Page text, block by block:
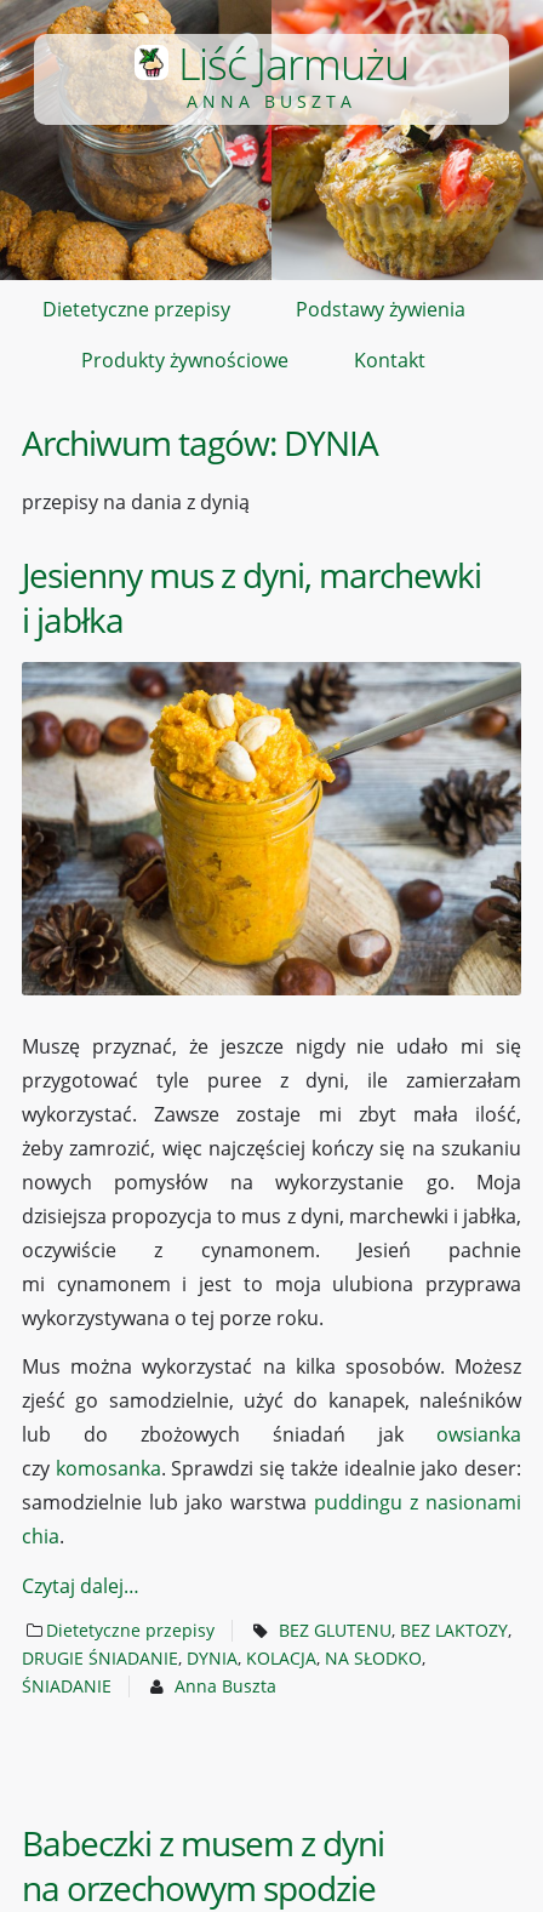
Liść Jarmużu
ANNA BUSZTA
Dietetyczne przepisy
Podstawy żywienia
Produkty żywnościowe
Kontakt
Archiwum tagów: DYNIA
przepisy na dania z dynią
Jesienny mus z dyni, marchewki
i jabłka
Muszę przyznać, że jeszcze nigdy nie udało mi się
przygotować tyle puree z dyni, ile zamierzałam
wykorzystać. Zawsze zostaje mi zbyt mała ilość,
żeby zamrozić, więc najczęściej kończy się na szukaniu
nowych pomysłów na wykorzystanie go. Moja
dzisiejsza propozycja to mus z dyni, marchewki i jabłka,
oczywiście z cynamonem. Jesień pachnie
mi cynamonem i jest to moja ulubiona przyprawa
wykorzystywana o tej porze roku.
Mus można wykorzystać na kilka sposobów. Możesz
zjeść go samodzielnie, użyć do kanapek, naleśników
lub do zbożowych śniadań jak owsianka
czy komosanka. Sprawdzi się także idealnie jako deser:
samodzielnie lub jako warstwa puddingu z nasionami
chia.
Czytaj dalej…
Dietetyczne przepisy BEZ GLUTENU, BEZ LAKTOZY,
DRUGIE ŚNIADANIE, DYNIA, KOLACJA, NA SŁODKO,
ŚNIADANIE
Anna Buszta
Babeczki z musem z dyni
na orzechowym spodzie